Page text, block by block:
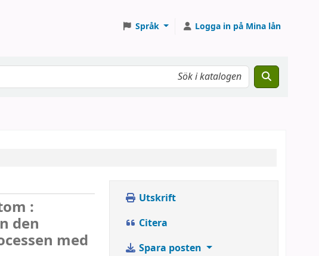
Språk Logga in på Mina lån
:
den
med
Utskrift
Citera
Spara posten